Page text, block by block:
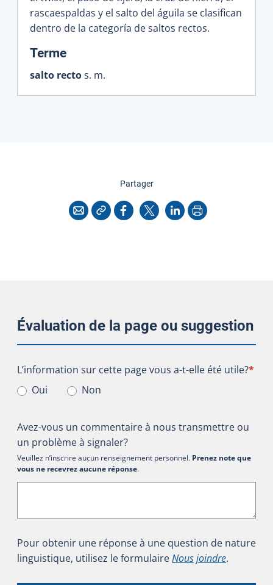
rascaespaldas y el salto del águila se clasifican
dentro de la categoría de saltos rectos.
Terme:
salto rectos. m.
Partagercette page
CourrielCopier l'adresse
Facebook
X LinkedInImprimer
Évaluation de la page ou suggestion
L’information sur cette page vous a-t-elle été utile?
L’information sur cette page vous a-t-elle été utile?*
Oui
Non
Avez-vous un commentaire à nous transmettre ou
un problème à signaler?
Veuillez n’inscrire aucun renseignement personnel. Prenez note que
vous ne recevrez aucune réponse.
Pour obtenir une réponse à une question de nature
linguistique, utilisez le formulaireNous joindre.